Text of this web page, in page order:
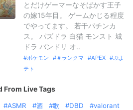
とだけゲーマーなそばかす王子
の嫁15年目。 ゲームかじる程度
でやってます。 若干パチンカ
ス。 パズドラ 白猫 モンスト 城
ドラ バンドリ オ..
ポケモン ＃ランクマ APEX
ぷよ
テト
From Live Tags
ASMR 酒 歌 DBD
valorant